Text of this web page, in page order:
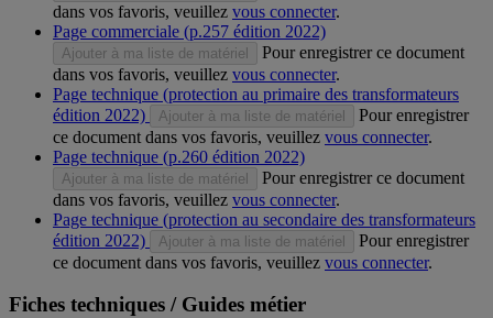
dans vos favoris, veuillez vous connecter.
Page commerciale (p.257 édition 2022)
Ajouter à ma liste de matériel
Pour enregistrer ce document
dans vos favoris, veuillez vous connecter.
Page technique (protection au primaire des transformateurs
édition 2022)
Ajouter à ma liste de matériel
Pour enregistrer
ce document dans vos favoris, veuillez vous connecter.
Page technique (p.260 édition 2022)
Ajouter à ma liste de matériel
Pour enregistrer ce document
dans vos favoris, veuillez vous connecter.
Page technique (protection au secondaire des transformateurs
édition 2022)
Ajouter à ma liste de matériel
Pour enregistrer
ce document dans vos favoris, veuillez vous connecter.
Fiches techniques / Guides métier